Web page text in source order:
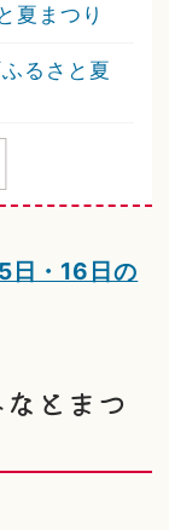
夏まつり
るさと夏
日・16日の
とまつ